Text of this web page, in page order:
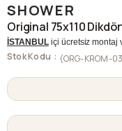
SHOWER
Original 75x110
İSTANBULiçi ücretsiz montaj
Stok Kodu (ORG-KROM-